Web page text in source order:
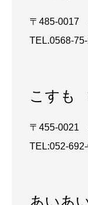
〒485-0017
TEL.0568-
こすも​
〒455-0021
TEL:052-
あいあ